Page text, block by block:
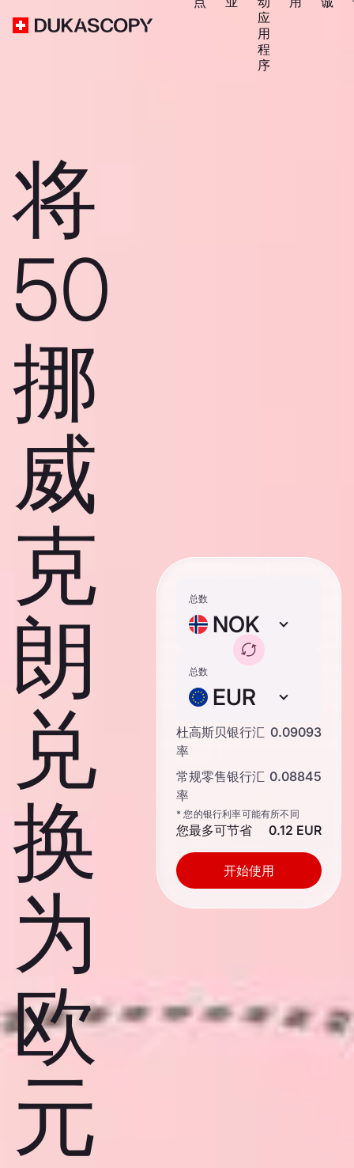
应
用
程
序
将
50
挪
威
克
朗
兑
换
为
欧
元
总数
NOK
总数
EUR
杜高斯贝银行汇
率
0.09093
常规零售银行汇
率
0.08845
* 您的银行利率可能有所不同
您最多可节省 0.12 EUR
开始使用